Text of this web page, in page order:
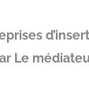
Le